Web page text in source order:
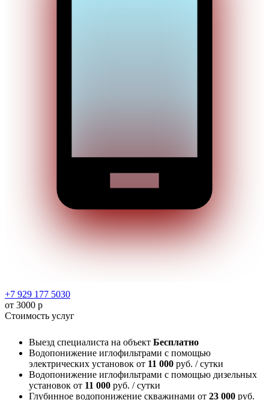
+7 929 177 5030
от 3000 р
Стоимость услуг
Выезд специалиста на объект Бесплатно
Водопонижение иглофильтрами с помощью
электрических установок от 11 000 руб. / сутки
Водопонижение иглофильтрами с помощью дизельных
установок от 11 000 руб. / сутки
Глубинное водопонижение скважинами от 23 000 руб.